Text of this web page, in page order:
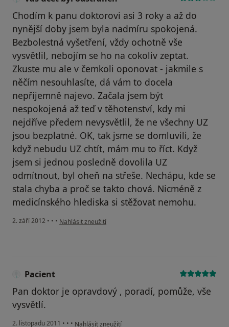
Chodím k panu doktorovi asi 3 roky a až do
nynější doby jsem byla nadmíru spokojená.
Bezbolestná vyšetření, vždy ochotně vše
vysvětlil, nebojím se ho na cokoliv zeptat.
Zkuste mu ale v čemkoli oponovat - jakmile s
něčím nesouhlasíte, dá vám to docela
nepříjemně najevo. Začala jsem být
nespokojená až teď v těhotenství, kdy mi
nejdříve předem nevysvětlil, že ne všechny UZ
jsou bezplatné. OK, tak jsme se domluvili, že
když nebudu UZ chtít, mám mu to říct. Když
jsem si jednou posledně dovolila UZ
odmítnout, byl oheň na střeše. Nechápu, kde se
stala chyba a proč se takto chová. Nicméně z
medicínského hlediska si stěžovat nemohu.
2. září 2012 • • • podle názoru uživatele Váš účet byl odstraněn
Nahlásit zneužití
Pacient
Pan doktor je opravdový , poradí, pomůže, vše
vysvětlí.
2. listopadu 2011 • • • podle názoru uživatele Pacient
Nahlásit zneužití